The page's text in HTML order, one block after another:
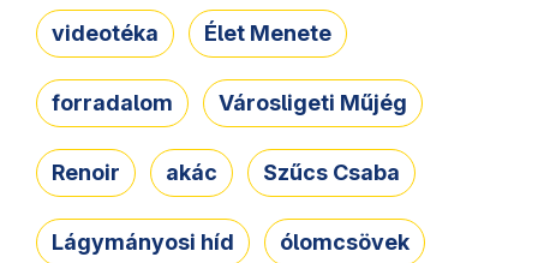
videotéka Élet Menete
forradalom Városligeti Műjég
Renoir akác Szűcs Csaba
Lágymányosi híd ólomcsövek